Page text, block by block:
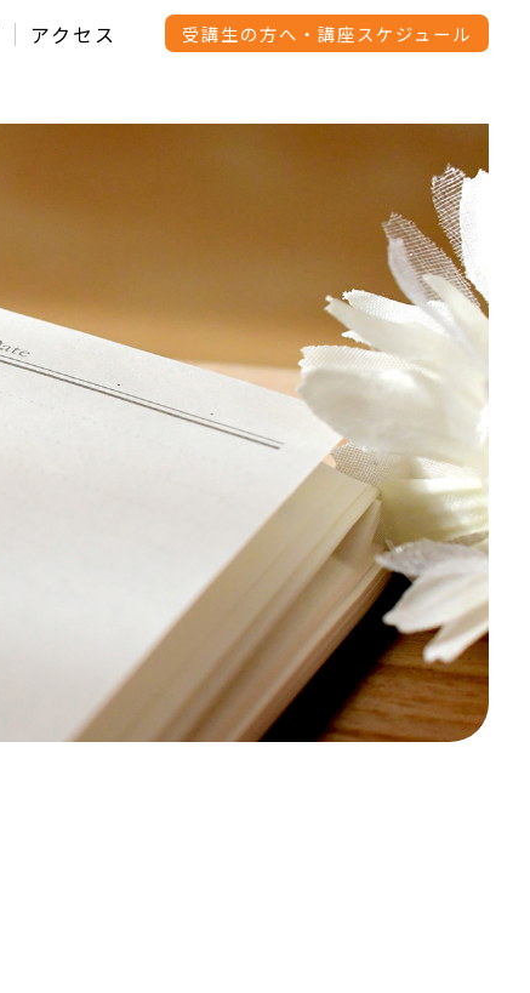
アクセス 受講生の方へ・講座スケジュール